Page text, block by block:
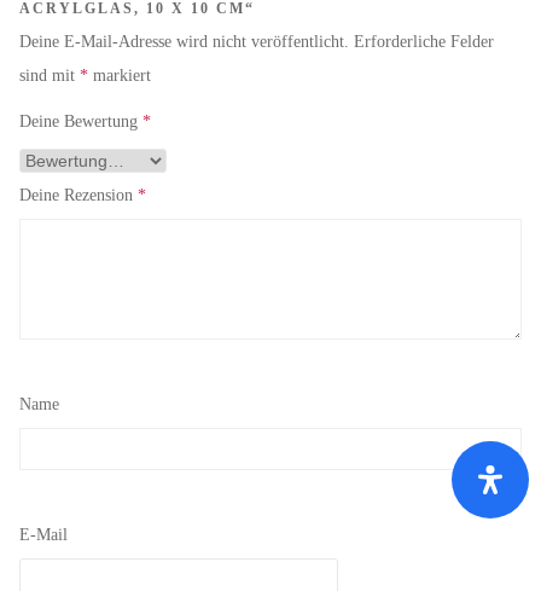
ACRYLGLAS, 10 X 10 CM“
Deine E-Mail-Adresse wird nicht veröffentlicht. Erforderliche Felder
sind mit * markiert
Deine Bewertung *
Deine Rezension *
Name
E-Mail